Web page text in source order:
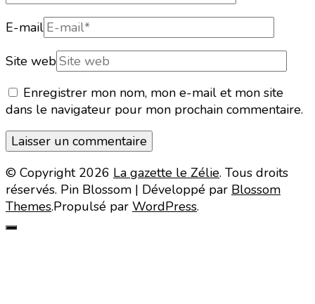
E-mail
Site web
Enregistrer mon nom, mon e-mail et mon site
dans le navigateur pour mon prochain commentaire.
© Copyright 2026 La gazette le Zélie. Tous droits
réservés. Pin Blossom | Développé par Blossom
Themes.Propulsé par WordPress.